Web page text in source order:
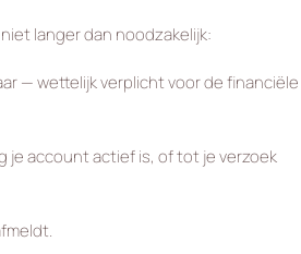
langer dan noodzakelijk:
— wettelijk verplicht voor de financiële
je account actief is, of tot je verzoek